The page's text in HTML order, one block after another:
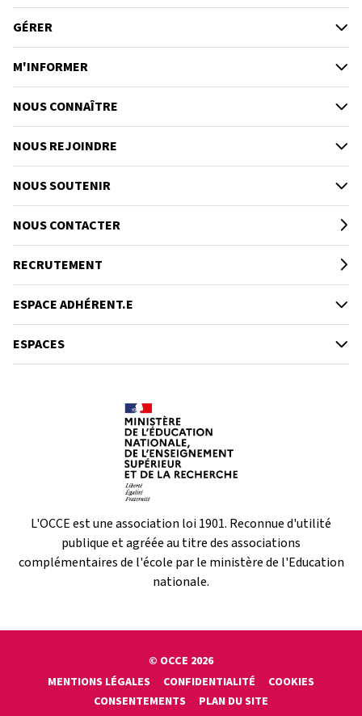
GÉRER
M'INFORMER
NOUS CONNAÎTRE
NOUS REJOINDRE
NOUS SOUTENIR
NOUS CONTACTER
RECRUTEMENT
ESPACE ADHÉRENT.E
ESPACES
L'OCCE est une association loi 1901. Reconnue d'utilité
publique et agréée au titre des associations
complémentaires de l'école par le ministère de l'Education
nationale.
© OCCE 2026
MENTIONS LÉGALES
CONFIDENTIALITÉ
COOKIES
CONSENTEMENTS
PLAN DU SITE